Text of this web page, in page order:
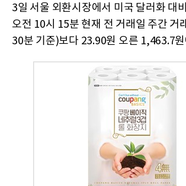
3일 서울 외환시장에서 미국 달러화 대
오전 10시 15분 현재 전 거래일 주간 거
30분 기준)보다 23.90원 오른 1,463.7